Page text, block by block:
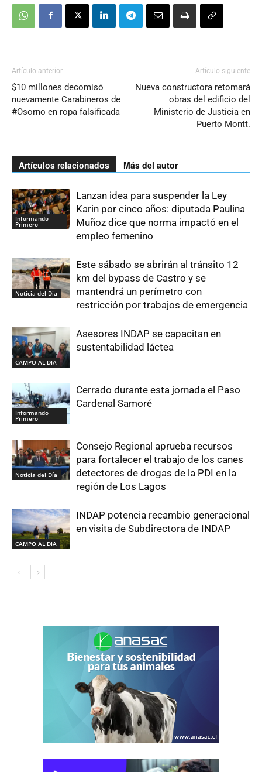
Artículo anterior
$10 millones decomisó
nuevamente Carabineros de
#Osorno en ropa falsificada
Artículo siguiente
Nueva constructora retomará
obras del edificio del
Ministerio de Justicia en
Puerto Montt.
Artículos relacionados Más del autor
Informando
Primero
Lanzan idea para suspender la Ley
Karin por cinco años: diputada Paulina
Muñoz dice que norma impactó en el
empleo femenino
Noticia del Día
Este sábado se abrirán al tránsito 12
km del bypass de Castro y se
mantendrá un perímetro con
restricción por trabajos de emergencia
CAMPO AL DIA
Asesores INDAP se capacitan en
sustentabilidad láctea
Informando
Primero
Cerrado durante esta jornada el Paso
Cardenal Samoré
Noticia del Día
Consejo Regional aprueba recursos
para fortalecer el trabajo de los canes
detectores de drogas de la PDI en la
región de Los Lagos
CAMPO AL DIA
INDAP potencia recambio generacional
en visita de Subdirectora de INDAP